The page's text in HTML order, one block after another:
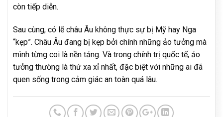
còn tiếp diễn.
Sau cùng, có lẽ châu Âu không thực sự bị Mỹ hay Nga
“kẹp”. Châu Âu đang bị kẹp bởi chính những ảo tưởng mà
mình từng coi là nền tảng. Và trong chính trị quốc tế, ảo
tưởng thường là thứ xa xỉ nhất, đặc biệt với những ai đã
quen sống trong cảm giác an toàn quá lâu.